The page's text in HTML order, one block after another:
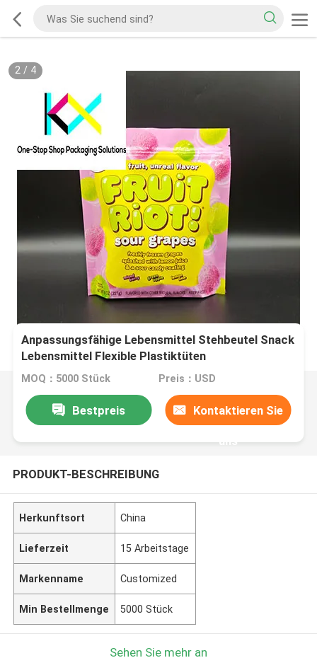
2/ 4
Anpassungsfähige Lebensmittel Stehbeutel Snack
Lebensmittel Flexible Plastiktüten
MOQ：5000 Stück Preis：USD
Bestpreis Kontaktieren Sie
uns
PRODUKT-BESCHREIBUNG
Herkunftsort China
Lieferzeit 15 Arbeitstage
Markenname Customized
Min Bestellmenge 5000 Stück
Sehen Sie mehr an